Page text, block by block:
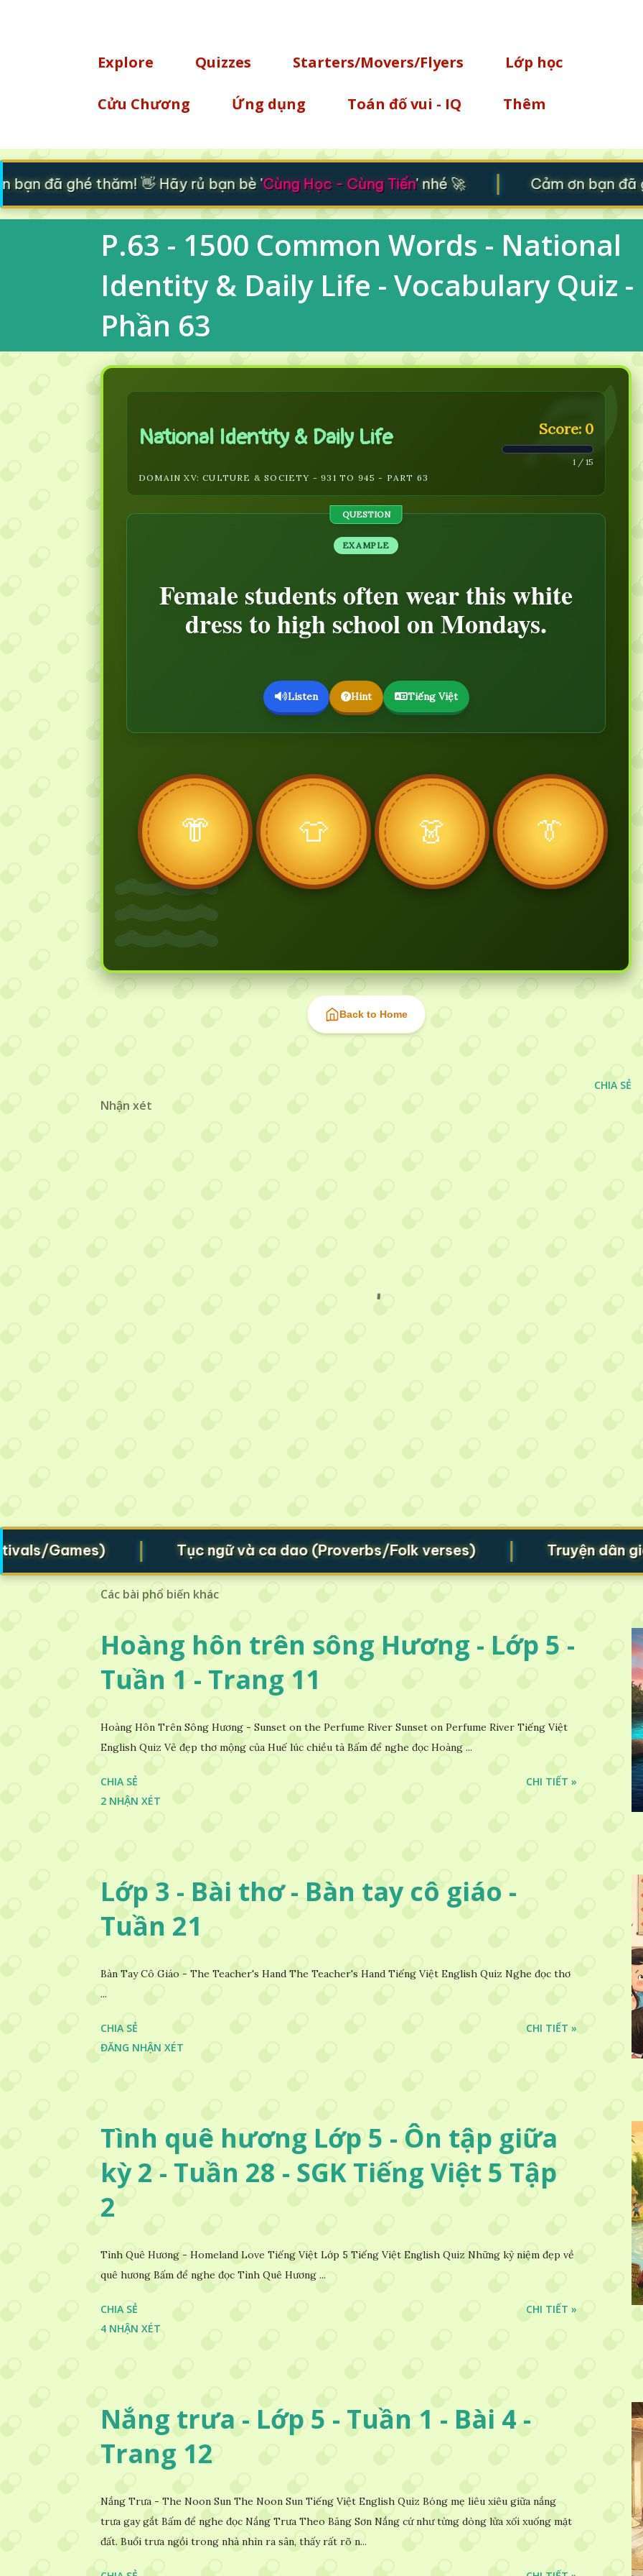
Explore
Quizzes Starters/Movers/Flyers Lớp học
Cửu Chương Ứng dụng Toán đố vui - IQ Thêm
bạn đã ghé thăm! 👋 Hãy rủ bạn bè 'Cùng Học - Cùng Tiến' nhé 🚀 Cảm ơn bạn đã
P.63 - 1500 Common Words - National
Identity & Daily Life - Vocabulary Quiz -
Phần 63
National Identity & Daily Life
DOMAIN XV: CULTURE & SOCIETY - 931 TO 945 - PART 63
Score: 0
1 / 15
QUESTION
EXAMPLE
Female students often wear this white
dress to high school on Mondays.
Listen Hint Tiếng Việt
👘 👕 👗 👔
Back to Home
CHIA SẺ
Nhận xét
Games) | Tục ngữ và ca dao (Proverbs/Folk verses) | Truyện dân gian
Các bài phổ biến khác
Hoàng hôn trên sông Hương - Lớp 5 -
Tuần 1 - Trang 11
Hoàng Hôn Trên Sông Hương - Sunset on the Perfume River Sunset on Perfume River Tiếng Việt
English Quiz Vẻ đẹp thơ mộng của Huế lúc chiều tà Bấm để nghe đọc Hoàng ...
CHIA SẺ
2 NHẬN XÉT
CHI TIẾT »
Lớp 3 - Bài thơ - Bàn tay cô giáo -
Tuần 21
Bàn Tay Cô Giáo - The Teacher's Hand The Teacher's Hand Tiếng Việt English Quiz Nghe đọc thơ
...
CHIA SẺ
ĐĂNG NHẬN XÉT
CHI TIẾT »
Tình quê hương Lớp 5 - Ôn tập giữa
kỳ 2 - Tuần 28 - SGK Tiếng Việt 5 Tập
2
Tình Quê Hương - Homeland Love Tiếng Việt Lớp 5 Tiếng Việt English Quiz Những kỷ niệm đẹp về
quê hương Bấm để nghe đọc Tình Quê Hương ...
CHIA SẺ
4 NHẬN XÉT
CHI TIẾT »
Nắng trưa - Lớp 5 - Tuần 1 - Bài 4 -
Trang 12
Nắng Trưa - The Noon Sun The Noon Sun Tiếng Việt English Quiz Bóng mẹ liêu xiêu giữa nắng
trưa gay gắt Bấm để nghe đọc Nắng Trưa Theo Băng Sơn Nắng cứ như từng dòng lửa xối xuống mặt
đất. Buổi trưa ngồi trong nhà nhìn ra sân, thấy rất rõ n...